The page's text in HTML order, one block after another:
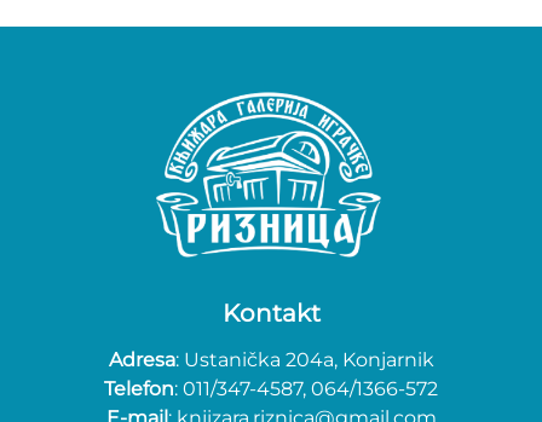
Kontakt
Adresa: Ustanička 204a, Konjarnik
Telefon: 011/347-4587, 064/1366-572